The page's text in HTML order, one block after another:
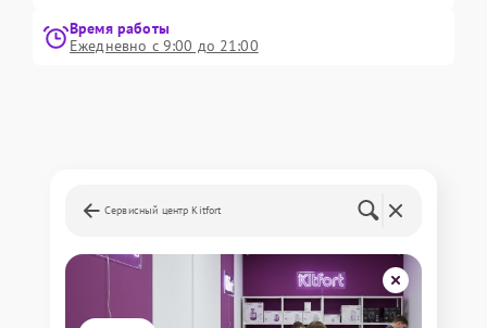
Время работы
Ежедневно с 9:00 до 21:00
Сервисный центр Kitfort